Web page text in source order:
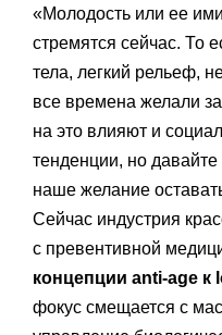
«Молодость или ее
стремятся сейчас. То
тела, легкий рельеф,
все времена желали
на это влияют и
тенденции, но
наше желание
Сейчас индустрия
с превентивной
концепции anti-age к
фокус смещается с